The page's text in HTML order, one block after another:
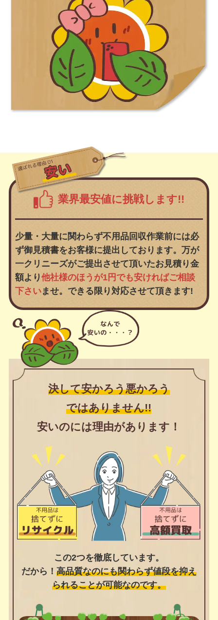
業界最安値に挑戦します!!
少量・大量に関わらず不用品回収作業前には必
ず御見積書をお客様に提出しております。万が
一クリニーズがご提出させて頂いたお見積り金
額より他社様のほうが1円でも安ければご相談
下さいませ。できる限り対応させて頂きます!
決して安かろう悪かろう
ではありません!!
安いのには理由があります！
この2つを徹底しています。
だから！ 高品質なのにも関わらず値段を抑え
られることが可能なのです。